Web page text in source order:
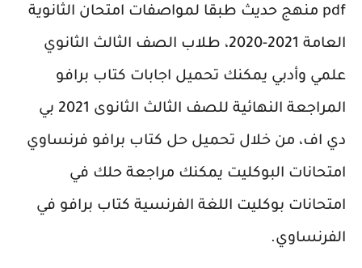
pdf منهج حديث طبقا لمواصفات امتحان الثانوية
العامة 2021-2020، طلاب الصف الثالث الثانوي
علمي وأدبي يمكنك تحميل اجابات كتاب برافو
المراجعة النهائية للصف الثالث الثانوى 2021 بي
دي اف، من خلال تحميل حل كتاب برافو فرنساوي
امتحانات البوكليت يمكنك مراجعة حلك في
امتحانات بوكليت اللغة الفرنسية كتاب برافو في
الفرنساوي.